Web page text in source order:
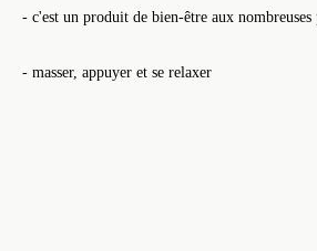
- c'est un produit de bien-être aux
- masser, appuyer et se relaxer